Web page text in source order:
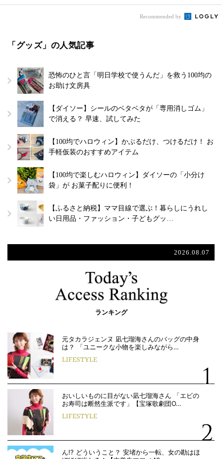
Recommended by
「グッズ」の人気記事
恐怖のひと言「明日学校で使うんだ」を救う100均の
お助け文房具
【ダイソー】シールのベタベタが「専用消しゴム」
で消える？ 早速、試してみた
【100均でハロウィン】かぶるだけ、つけるだけ！ お
手軽仮装のおすすめアイテム
【100均で楽しむハロウィン】ダイソーの「小分け
袋」が お菓子配りに便利！
【ふるさと納税】ママ目線で選ぶ！暮らしにうれし
い日用品・ファッション・子どもグッ…
2026.08.07
ランキング
元タカラジェンヌ 凪七瑠海さんのバッグの中身
は？ 「ユニークな小物を楽しみながら…
LIFESTYLE
おいしいものに目がない凪七瑠海さん 「エビの
お寿司は断然生派です」【宝塚歌劇団O…
LIFESTYLE
ん!? どういうこと？ 安堵から一転、女の勘はほ